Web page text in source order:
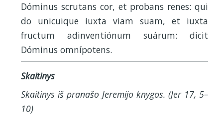
Dóminus scrutans cor, et probans renes: qui
do unicuique iuxta viam suam, et iuxta
fructum adinventiónum suárum: dicit
Dóminus omnípotens.
Skaitinys
Skaitinys iš pranašo Jeremijo knygos. (Jer 17, 5–
10)